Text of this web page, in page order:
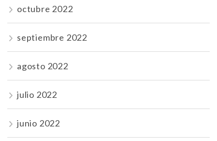
octubre 2022
septiembre 2022
agosto 2022
julio 2022
junio 2022